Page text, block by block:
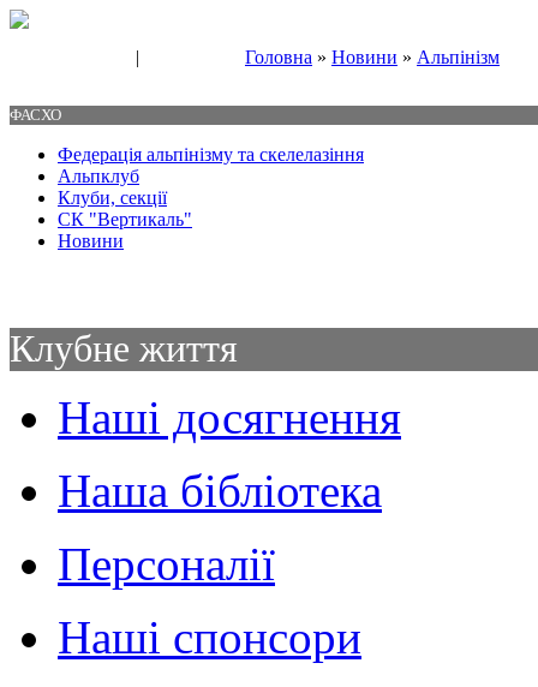
| Головна » Новини » Альпінізм
ФАСХО
Федерація альпінізму та скелелазіння
Альпклуб
Клуби, секції
СК "Вертикаль"
Новини
Клубне життя
Наші досягнення
Наша бібліотека
Персоналії
Наші спонсори